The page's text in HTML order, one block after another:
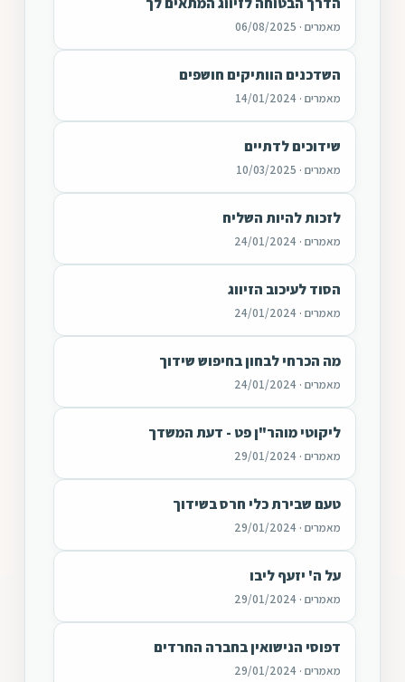
מאמרים · 06/08/2025
השדכנים הוותיקים חושפים
מאמרים · 14/01/2024
שידוכים לדתיים
מאמרים · 10/03/2025
לזכות להיות השליח
מאמרים · 24/01/2024
הסוד לעיכוב הזיווג
מאמרים · 24/01/2024
מה הכרחי לבחון בחיפוש שידוך
מאמרים · 24/01/2024
ליקוטי מוהר"ן פט - דעת המשדך
מאמרים · 29/01/2024
טעם שבירת כלי חרס בשידוך
מאמרים · 29/01/2024
על ה' יזעף ליבו
מאמרים · 29/01/2024
דפוסי הנישואין בחברה החרדים
מאמרים · 29/01/2024